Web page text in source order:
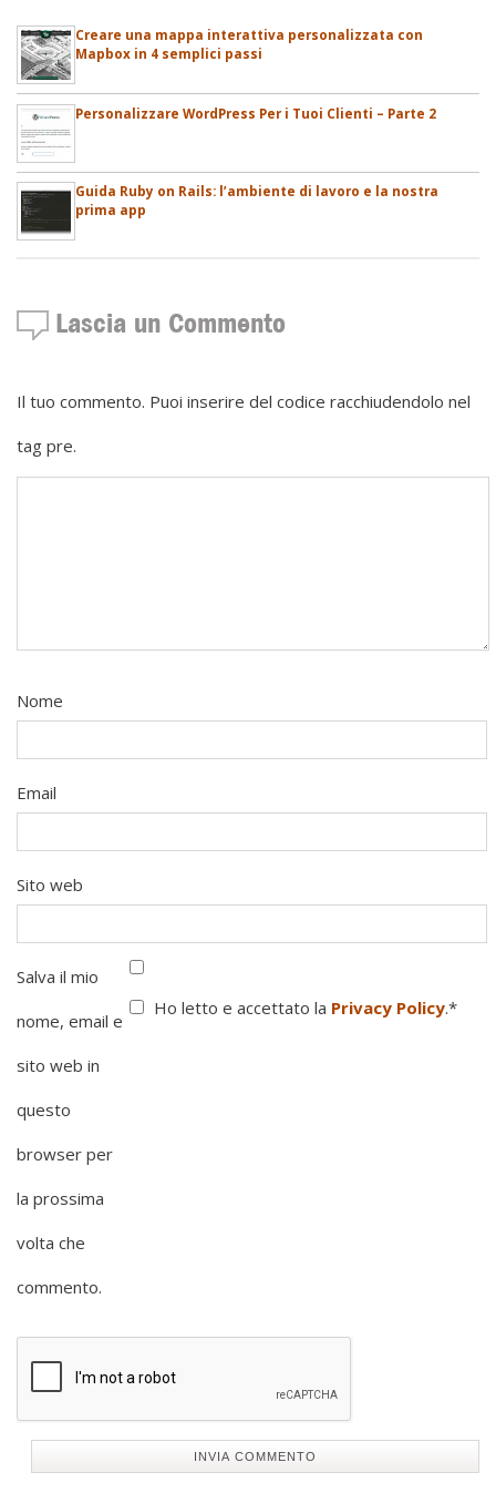
Creare una mappa interattiva personalizzata con
Mapbox in 4 semplici passi
Personalizzare WordPress Per i Tuoi Clienti – Parte 2
Guida Ruby on Rails: l’ambiente di lavoro e la nostra
prima app
Lascia un Commento
Il tuo commento. Puoi inserire del codice racchiudendolo nel
tag pre.
Nome
Email
Sito web
Salva il mio
nome, email e
sito web in
questo
browser per
la prossima
volta che
commento.
Ho letto e accettato la Privacy Policy.*